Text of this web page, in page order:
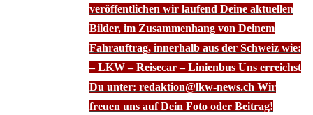
veröffentlichen wir laufend Deine aktuellen
Bilder, im Zusammenhang von Deinem
Fahrauftrag, innerhalb aus der Schweiz wie:
– LKW – Reisecar – Linienbus Uns erreichst
Du unter: redaktion@lkw-news.ch Wir
freuen uns auf Dein Foto oder Beitrag!